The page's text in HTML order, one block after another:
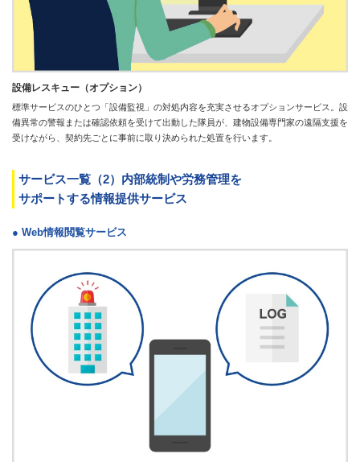
設備レスキュー（オプション）
標準サービスのひとつ「設備監視」の対処内容を充実させるオプションサービス。設
備異常の警報または確認依頼を受けて出動した隊員が、建物設備専門家の遠隔支援を
受けながら、契約先ごとに事前に取り決められた処置を行います。
サービス一覧（2）内部統制や労務管理を
サポートする情報提供サービス
● Web情報閲覧サービス